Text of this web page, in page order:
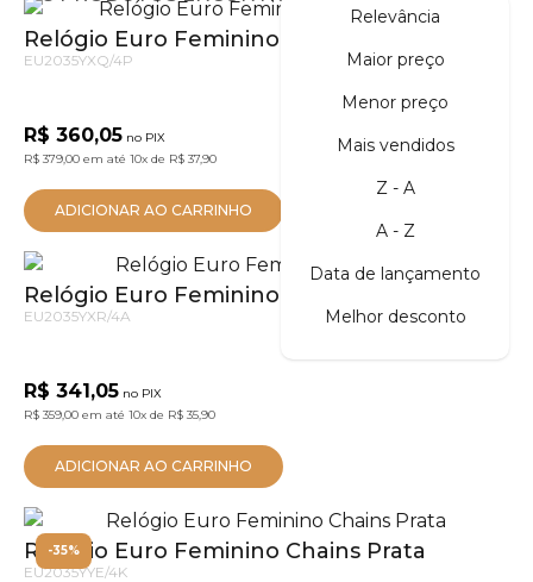
Relevância
Maior preço
Menor preço
Mais vendidos
Z - A
A - Z
Data de lançamento
Melhor desconto
Relógio Euro Feminino Glitz Dourado
EU2035YXQ/4P
R$ 360,05 no PIX
R$ 379,00 em até 10x de R$ 37,90
ADICIONAR AO CARRINHO
Relógio Euro Feminino Glitz Prata
EU2035YXR/4A
R$ 341,05 no PIX
R$ 359,00 em até 10x de R$ 35,90
ADICIONAR AO CARRINHO
-35%
Relógio Euro Feminino Chains Prata
EU2035YYE/4K